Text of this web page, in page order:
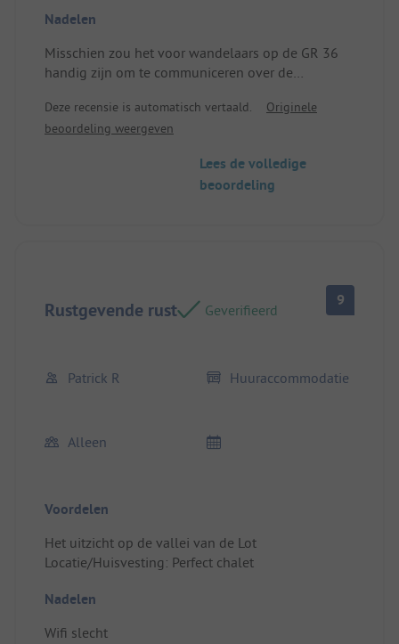
zwembad geweldig, en boven alles, de omgeving!
Nadelen
Misschien zou het voor wandelaars op de GR 36
handig zijn om te communiceren over de
omweg vermeden kan worden... maar dat is
slechts een detail.
Deze recensie is automatisch vertaald.
Originele
beoordeling weergeven
Lees de volledige
beoordeling
Rustgevende rust Geverifieerd
9
Patrick R Huuraccommodatie
Alleen
Voordelen
Het uitzicht op de vallei van de Lot
Locatie/Huisvesting: Perfect chalet
Nadelen
Wifi slecht